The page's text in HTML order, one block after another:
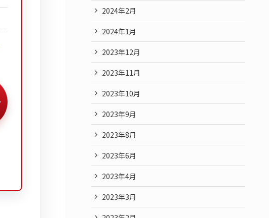
2024年2月
2024年1月
2023年12月
2023年11月
2023年10月
2023年9月
2023年8月
2023年6月
2023年4月
2023年3月